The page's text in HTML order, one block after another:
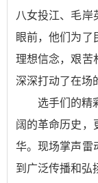
八女投江、毛
眼前，他们为了
理想信念，艰苦
深深打动了在场
选手们的精
阔的革命历史，
华。现场掌声雷
到广泛传播和弘